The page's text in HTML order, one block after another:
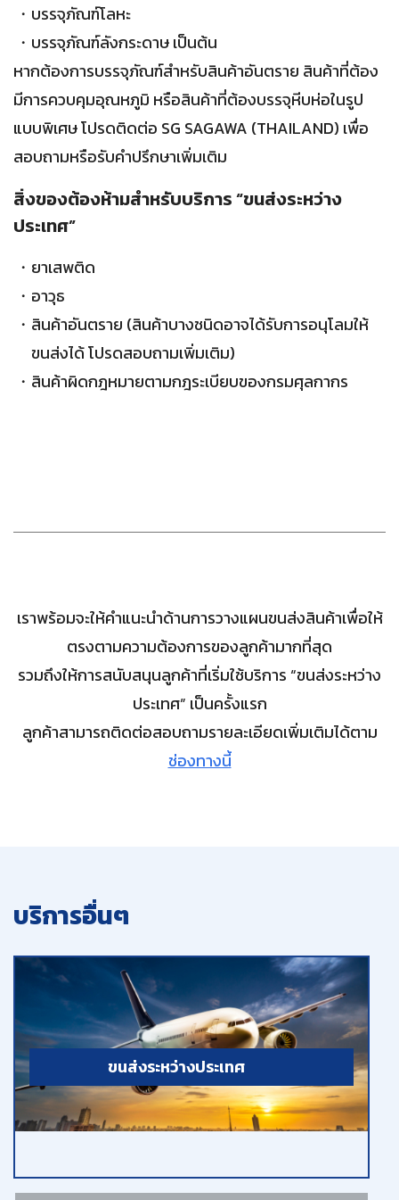
บรรจุภัณฑ์โลหะ
บรรจุภัณฑ์ลังกระดาษ เป็นต้น
หากต้องการบรรจุภัณฑ์สำหรับสินค้าอันตราย สินค้าที่ต้อง
มีการควบคุมอุณหภูมิ หรือสินค้าที่ต้องบรรจุหีบห่อในรูป
แบบพิเศษ โปรดติดต่อ SG SAGAWA (THAILAND) เพื่อ
สอบถามหรือรับคำปรึกษาเพิ่มเติม
สิ่งของต้องห้ามสำหรับบริการ “ขนส่งระหว่าง
ประเทศ”
ยาเสพติด
อาวุธ
สินค้าอันตราย (สินค้าบางชนิดอาจได้รับการอนุโลมให้
ขนส่งได้ โปรดสอบถามเพิ่มเติม)
สินค้าผิดกฎหมายตามกฎระเบียบของกรมศุลกากร
เราพร้อมจะให้คำแนะนำด้านการวางแผนขนส่งสินค้าเพื่อให้
ตรงตามความต้องการของลูกค้ามากที่สุด
รวมถึงให้การสนับสนุนลูกค้าที่เริ่มใช้บริการ “ขนส่งระหว่าง
ประเทศ” เป็นครั้งแรก
ลูกค้าสามารถติดต่อสอบถามรายละเอียดเพิ่มเติมได้ตาม
ช่องทางนี้
บริการอื่นๆ
ขนส่งระหว่างประเทศ